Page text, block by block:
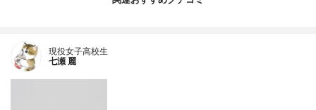
現役女子高校生
七瀬 麗